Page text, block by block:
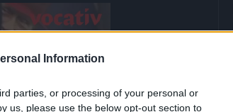
Information
parties, or processing of your personal or
us, please use the below opt-out section to